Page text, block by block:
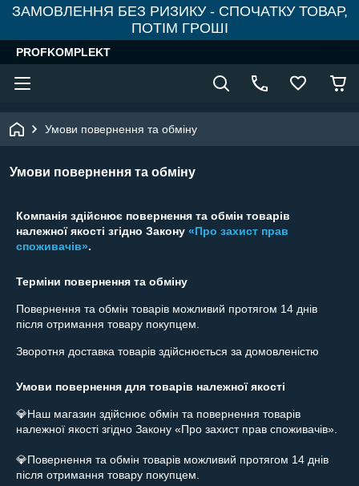
ЗАМОВЛЕННЯ БЕЗ РИЗИКУ - СПОЧАТКУ ТОВАР,
ПОТІМ ГРОШІ
PROFKOMPLEKT
Умови повернення та обміну
Умови повернення та обміну
Компанія здійснює повернення та обмін товарів
належної якості згідно Закону «Про захист прав
споживачів».
Терміни повернення та обміну
Повернення та обмін товарів можливий протягом 14 днів
після отримання товару покупцем.
Зворотня доставка товарів здійснюється за домовленістю
Умови повернення для товарів належної якості
💎Наш магазин здійснює обмін та повернення товарів
належної якості згідно Закону «Про захист прав споживачів».
💎Повернення та обмін товарів можливий протягом 14 днів
після отримання товару покупцем.